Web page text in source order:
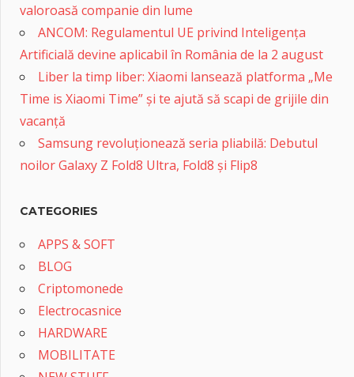
valoroasă companie din lume
ANCOM: Regulamentul UE privind Inteligența
Artificială devine aplicabil în România de la 2 august
Liber la timp liber: Xiaomi lansează platforma „Me
Time is Xiaomi Time” și te ajută să scapi de grijile din
vacanță
Samsung revoluționează seria pliabilă: Debutul
noilor Galaxy Z Fold8 Ultra, Fold8 și Flip8
CATEGORIES
APPS & SOFT
BLOG
Criptomonede
Electrocasnice
HARDWARE
MOBILITATE